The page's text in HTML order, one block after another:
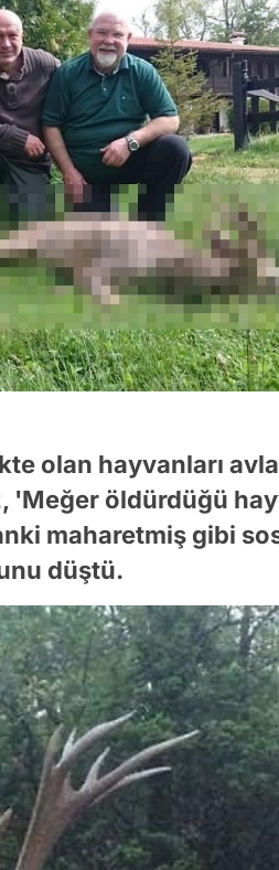
olan hayvanları
'Meğer öldürdüğü
maharetmiş gibi
düştü.